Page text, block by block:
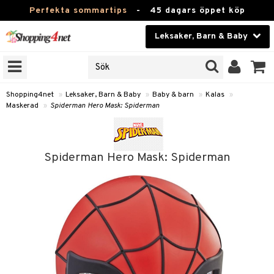
Perfekta sommartips - 45 dagars öppet köp
Leksaker, Barn & Baby
Skönhet
Kontaktlinser
Leksaker, Barn & Baby
Varumärken
Kampanjer
Shopping4net » Leksaker, Barn & Baby » Baby & barn » Kalas »
Maskerad
» Spiderman Hero Mask: Spiderman
Spiderman Hero Mask: Spiderman
& Matförvaring
& Handdukar